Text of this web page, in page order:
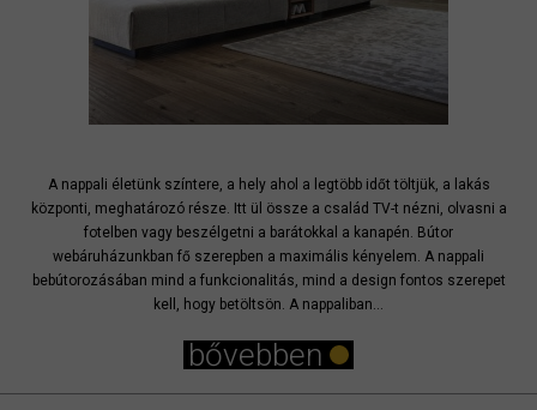
A nappali életünk színtere, a hely ahol a legtöbb időt töltjük, a lakás
központi, meghatározó része. Itt ül össze a család TV-t nézni, olvasni a
fotelben vagy beszélgetni a barátokkal a kanapén. Bútor
webáruházunkban fő szerepben a maximális kényelem. A nappali
bebútorozásában mind a funkcionalitás, mind a design fontos szerepet
kell, hogy betöltsön. A nappaliban...
bővebben